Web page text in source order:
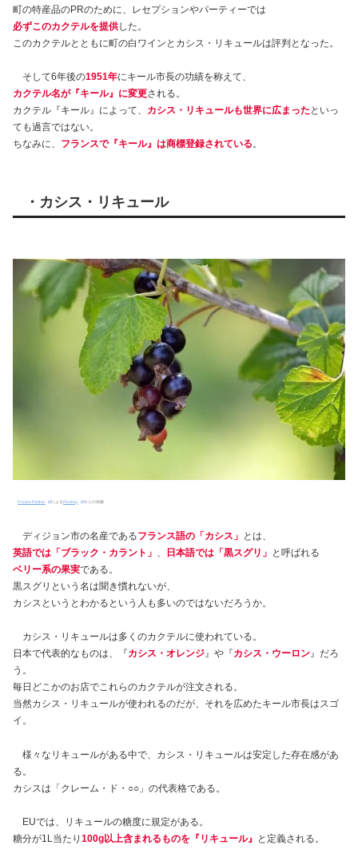
町の特産品のPRのために、レセプションやパーティーでは
必ずこのカクテルを提供した。
このカクテルとともに町の白ワインとカシス・リキュールは評判となった。
そして6年後の1951年にキール市長の功績を称えて、
カクテル名が『キール』に変更される。
カクテル『キール』によって、 カシス・リキュールも世界に広まった といっ
ても過言ではない。
ちなみに、 フランスで『キール』は商標登録されている。
・カシス・リキュール
Frauke Riether によるPixabay からの画像
ディジョン市の名産であるフランス語の「カシス」 とは、
英語では「ブラック・カラント」
日本語では「黒スグリ」 と呼ばれる
ベリー系の果実である。
黒スグリという名は聞き慣れないが、
カシスというとわかるという人も多いのではないだろうか。
カシス・リキュールは多くのカクテルに使われている。
日本で代表的なものは、『カシス・オレンジ』や『カシス・ウーロン』だろ
う。
毎日どこかのお店でこれらのカクテルが注文される。
当然カシス・リキュールが使われるのだが、それを広めたキール市長はスゴ
イ。
様々なリキュールがある中で、カシス・リキュールは安定した存在感があ
る。
カシスは「クレーム・ド・○○」の代表格である。
EUでは、リキュールの糖度に規定がある。
糖分が1L当たり 100g以上含まれるものを『リキュール』 と定義される。